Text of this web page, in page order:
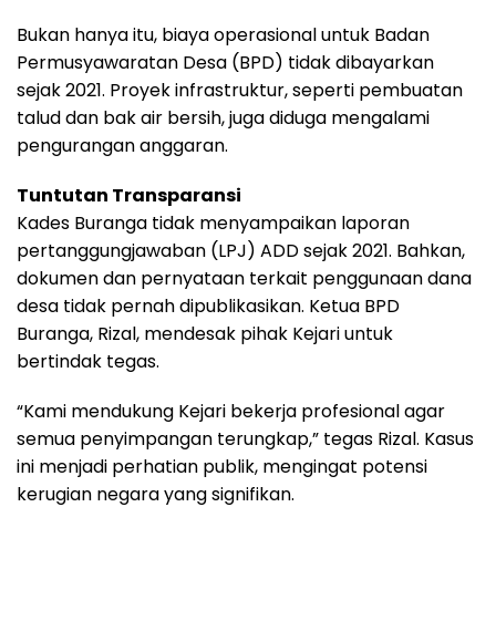
Bukan hanya itu, biaya operasional untuk Badan
Permusyawaratan Desa (BPD) tidak dibayarkan
sejak 2021. Proyek infrastruktur, seperti pembuatan
talud dan bak air bersih, juga diduga mengalami
pengurangan anggaran.
Tuntutan Transparansi
Kades Buranga tidak menyampaikan laporan
pertanggungjawaban (LPJ) ADD sejak 2021. Bahkan,
dokumen dan pernyataan terkait penggunaan dana
desa tidak pernah dipublikasikan. Ketua BPD
Buranga, Rizal, mendesak pihak Kejari untuk
bertindak tegas.
“Kami mendukung Kejari bekerja profesional agar
semua penyimpangan terungkap,” tegas Rizal. Kasus
ini menjadi perhatian publik, mengingat potensi
kerugian negara yang signifikan.